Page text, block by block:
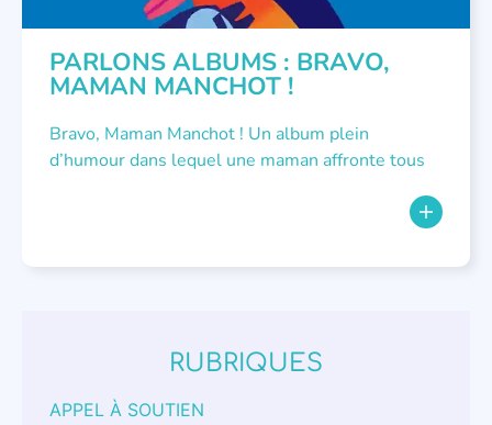
PARLONS ALBUMS : BRAVO,
MAMAN MANCHOT !
Bravo, Maman Manchot ! Un album plein
d’humour dans lequel une maman affronte tous
RUBRIQUES
APPEL À SOUTIEN